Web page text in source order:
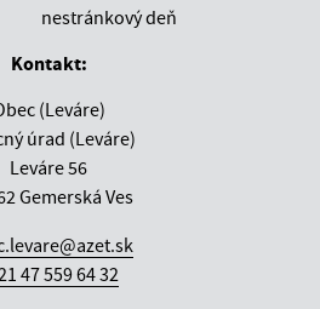
nestránkový deň
Kontakt:
(Leváre)
úrad (Leváre)
Leváre 56
Gemerská Ves
47 559 64 32